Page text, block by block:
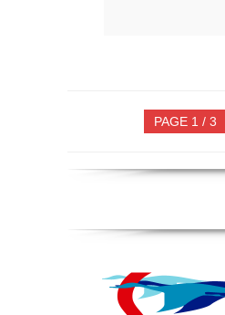
PAGE 1 / 3